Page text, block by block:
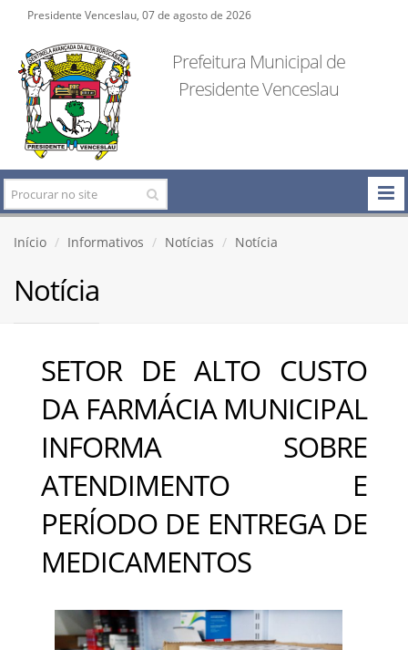
Presidente Venceslau, 07 de agosto de 2026
Prefeitura Municipal de
Presidente Venceslau
Início Informativos Notícias Notícia
Notícia
SETOR DE ALTO CUSTO
DA FARMÁCIA MUNICIPAL
INFORMA SOBRE
ATENDIMENTO E
PERÍODO DE ENTREGA DE
MEDICAMENTOS